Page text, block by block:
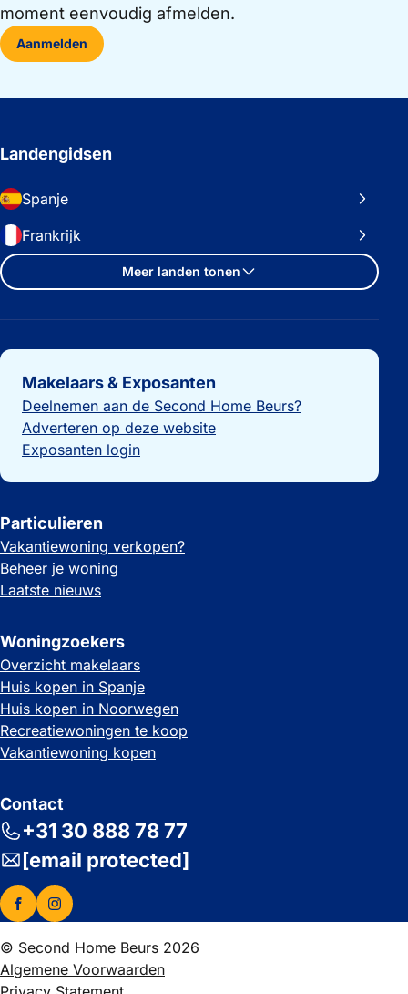
moment eenvoudig afmelden.
Aanmelden
Landengidsen
Spanje
Frankrijk
Meer landen tonen
Belangrijke links
Makelaars & Exposanten
Deelnemen aan de Second Home Beurs?
Adverteren op deze website
Exposanten login
Particulieren
Vakantiewoning verkopen?
Beheer je woning
Laatste nieuws
Woningzoekers
Overzicht makelaars
Huis kopen in Spanje
Huis kopen in Noorwegen
Recreatiewoningen te koop
Vakantiewoning kopen
Contact
+31 30 888 78 77
[email protected]
© Second Home Beurs 2026
Algemene Voorwaarden